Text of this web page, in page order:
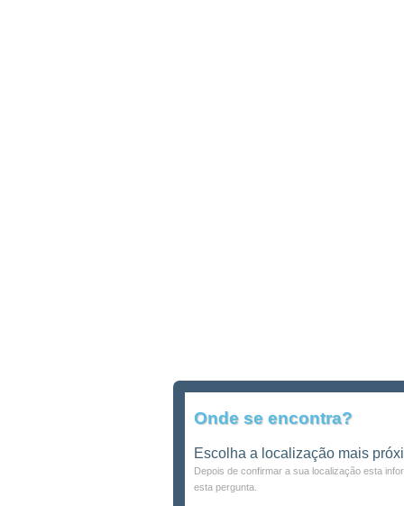
Onde se encontra?
Escolha a localização mais
Depois de confirmar a sua localização esta
esta pergunta.